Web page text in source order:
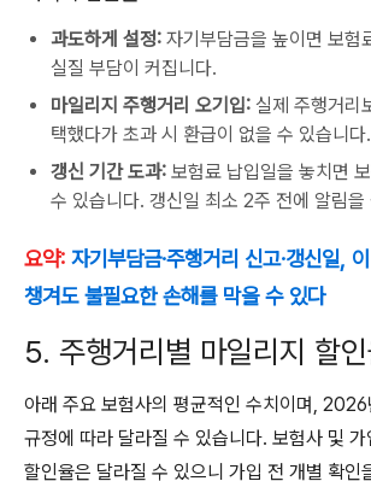
과도하게 설정: 자기부담금을 높이면 보험
실질 부담이 커집니다.
마일리지 주행거리 오기입: 실제 주행거리
택했다가 초과 시 환급이 없을 수 있습니다.
갱신 기간 도과: 보험료 납입일을 놓치면
수 있습니다. 갱신일 최소 2주 전에 알림을
요약: 자기부담금·주행거리 신고·갱신일,
챙겨도 불필요한 손해를 막을 수 있다
5. 주행거리별 마일리지 할
아래 주요 보험사의 평균적인 수치이며,
규정에 따라 달라질 수 있습니다. 보험사 및 가
할인율은 달라질 수 있으니 가입 전 개별 확인